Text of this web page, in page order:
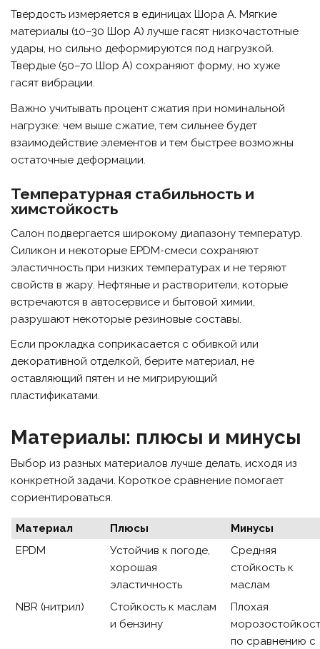
Твердость измеряется в единицах Шора A. Мягкие
материалы (10–30 Шор A) лучше гасят низкочастотные
удары, но сильно деформируются под нагрузкой.
Твердые (50–70 Шор A) сохраняют форму, но хуже
гасят вибрации.
Важно учитывать процент сжатия при номинальной
нагрузке: чем выше сжатие, тем сильнее будет
взаимодействие элементов и тем быстрее возможны
остаточные деформации.
Температурная стабильность и
химстойкость
Салон подвергается широкому диапазону температур.
Силикон и некоторые EPDM-смеси сохраняют
эластичность при низких температурах и не теряют
свойств в жару. Нефтяные и растворители, которые
встречаются в автосервисе и бытовой химии,
разрушают некоторые резиновые составы.
Если прокладка соприкасается с обивкой или
декоративной отделкой, берите материал, не
оставляющий пятен и не мигрирующий
пластификатами.
Материалы: плюсы и минусы
Выбор из разных материалов лучше делать, исходя из
конкретной задачи. Короткое сравнение помогает
сориентироваться.
Материал Плюсы
Минусы
EPDM
Устойчив к погоде,
хорошая
эластичность
Средняя
стойкость к
маслам
NBR (нитрил)
Стойкость к маслам
и бензину
Плохая
по сравнению с